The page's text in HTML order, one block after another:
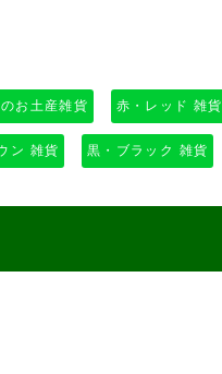
お土産雑貨 赤・レッド 雑貨
ン 雑貨 黒・ブラック 雑貨